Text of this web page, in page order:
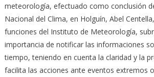
meteorología, efectuado como conclusión
Nacional del Clima, en Holguín, Abel
funciones del Instituto de Meteorología,
importancia de notificar las informaciones
tiempo, teniendo en cuenta la claridad y la
facilita las acciones ante eventos extremos